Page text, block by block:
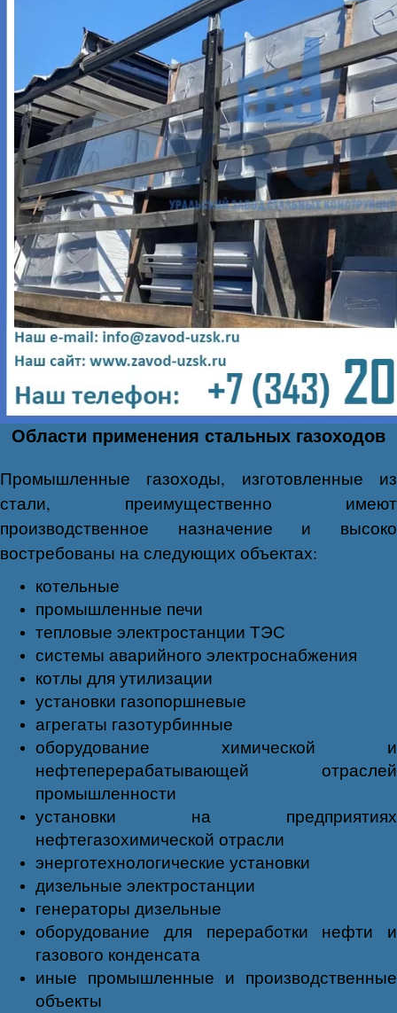
Области применения стальных газоходов​
Промышленные газоходы, изготовленные из
стали, преимущественно имеют
производственное назначение и высоко
востребованы на следующих объектах:
котельные
промышленные печи
тепловые электростанции ТЭС
системы аварийного электроснабжения
котлы для утилизации
установки газопоршневые
агрегаты газотурбинные
оборудование химической и
нефтеперерабатывающей отраслей
промышленности
установки на предприятиях
нефтегазохимической отрасли
энерготехнологические установки
дизельные электростанции
генераторы дизельные
оборудование для переработки нефти и
газового конденсата
иные промышленные и производственные
объекты